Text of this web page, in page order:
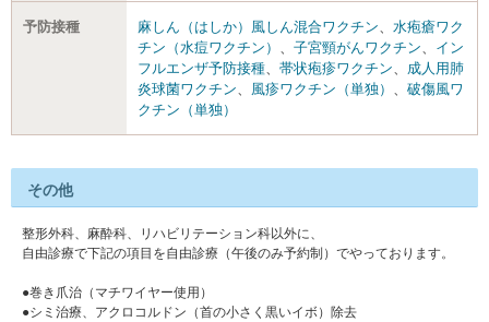
予防接種 麻しん（はしか）風しん混合ワクチン
水疱瘡ワク
チン（水痘ワクチン）
子宮頸がんワクチン
イン
フルエンザ予防接種
帯状疱疹ワクチン
成人用肺
炎球菌ワクチン
風疹ワクチン（単独）
破傷風ワ
クチン（単独）
その他
整形外科、麻酔科、リハビリテーション科以外に、
自由診療で下記の項目を自由診療（午後のみ予約制）でやっております。
●巻き爪治（マチワイヤー使用）
●シミ治療、アクロコルドン（首の小さく黒いイボ）除去